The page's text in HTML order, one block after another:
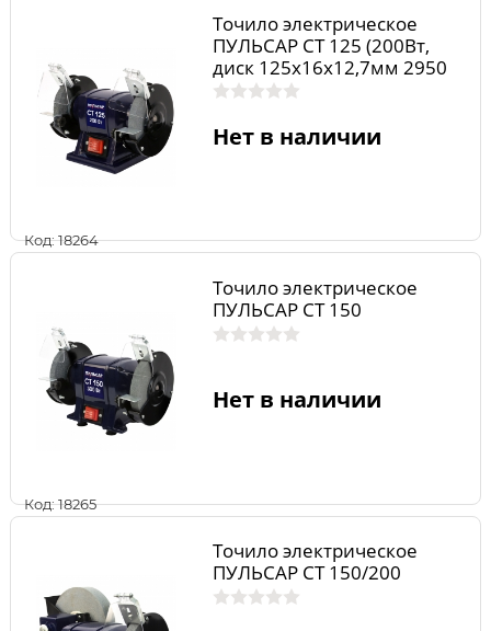
Код: 18264
Точило электрическое
ПУЛЬСАР СТ 125 (200Вт,
диск 125x16x12,7мм 2950
об/мин)
Нет в наличии
Код: 18265
Точило электрическое
ПУЛЬСАР СТ 150
Нет в наличии
Точило электрическое
ПУЛЬСАР СТ 150/200